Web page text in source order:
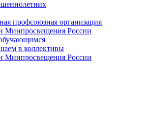
профсоюзная организация
Минпросвещения России
в коллективы
Минпросвещения России